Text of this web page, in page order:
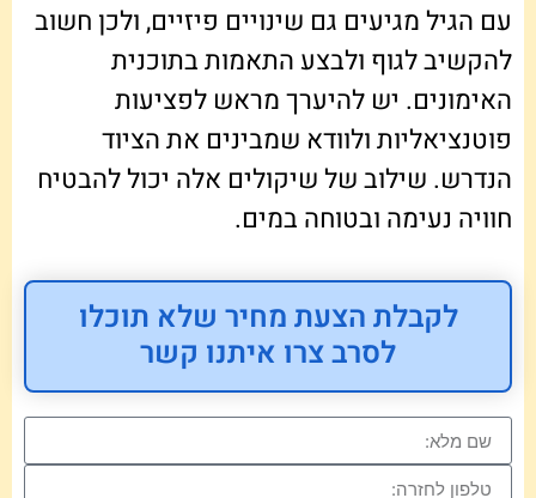
עם הגיל מגיעים גם שינויים פיזיים, ולכן חשוב
להקשיב לגוף ולבצע התאמות בתוכנית
האימונים. יש להיערך מראש לפציעות
פוטנציאליות ולוודא שמבינים את הציוד
הנדרש. שילוב של שיקולים אלה יכול להבטיח
חוויה נעימה ובטוחה במים.
לקבלת הצעת מחיר שלא תוכלו
לסרב צרו איתנו קשר